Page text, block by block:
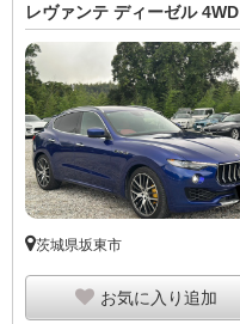
レヴァンテ ディーゼル 4WD
茨城県坂東市
お気に入り追加